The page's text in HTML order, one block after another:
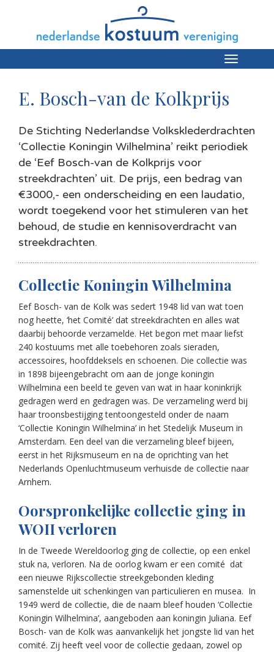
Toggle
E. Bosch-van de Kolkprijs
De Stichting Nederlandse Volksklederdrachten
‘Collectie Koningin Wilhelmina’ reikt periodiek
de ‘Eef Bosch-van de Kolkprijs voor
streekdrachten’ uit. De prijs, een bedrag van
€3000,- een onderscheiding en een laudatio,
wordt toegekend voor het stimuleren van het
behoud, de studie en kennisoverdracht van
streekdrachten.
Collectie Koningin Wilhelmina
Eef Bosch- van de Kolk was sedert 1948 lid van wat toen
nog heette, ‘het Comité’ dat streekdrachten en alles wat
daarbij behoorde verzamelde. Het begon met maar liefst
240 kostuums met alle toebehoren zoals sieraden,
accessoires, hoofddeksels en schoenen. Die collectie was
in 1898 bijeengebracht om aan de jonge koningin
Wilhelmina een beeld te geven van wat in haar koninkrijk
gedragen werd en gedragen was. De verzameling werd bij
haar troonsbestijging tentoongesteld onder de naam
‘Collectie Koningin Wilhelmina’ in het Stedelijk Museum in
Amsterdam. Een deel van die verzameling bleef bijeen,
eerst in het Rijksmuseum en na de oprichting van het
Nederlands Openluchtmuseum verhuisde de collectie naar
Arnhem.
Oorspronkelijke collectie ging in
WOII verloren
In de Tweede Wereldoorlog ging de collectie, op een enkel
stuk na, verloren. Na de oorlog kwam er een comité dat
een nieuwe Rijkscollectie streekgebonden kleding
samenstelde uit schenkingen van particulieren en musea. In
1949 werd de collectie, die de naam bleef houden ‘Collectie
Koningin Wilhelmina’, aangeboden aan koningin Juliana. Eef
Bosch- van de Kolk was aanvankelijk het jongste lid van het
comité. Zij heeft veel voor de collectie gedaan, zowel op